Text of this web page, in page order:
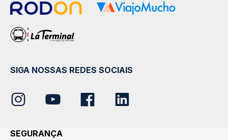
SIGA NOSSAS REDES SOCIAIS
SEGURANÇA